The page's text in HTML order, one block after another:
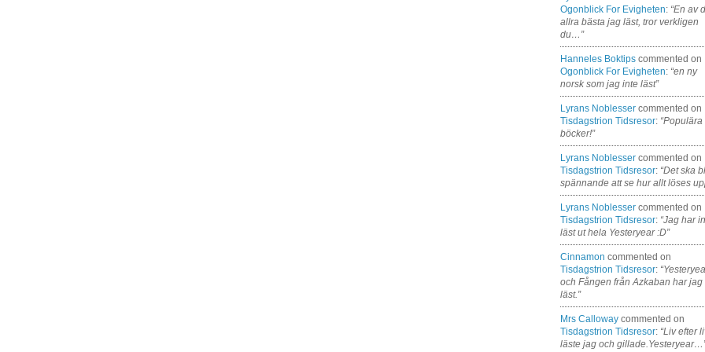
Ogonblick For Evigheten: “En av
allra bästa jag läst, tror verkligen
du…”
Hanneles Boktips commented on
Ogonblick For Evigheten: “en ny
norsk som jag inte läst”
Lyrans Noblesser commented on
Tisdagstrion Tidsresor: “Populära
böcker!”
Lyrans Noblesser commented on
Tisdagstrion Tidsresor: “Det ska
spännande att se hur allt löses
Lyrans Noblesser commented on
Tisdagstrion Tidsresor: “Jag har
läst ut hela Yesteryear :D”
Cinnamon commented on
Tisdagstrion Tidsresor:
och Fången från Azkaban har jag
läst.”
Mrs Calloway commented on
Tisdagstrion Tidsresor: “Liv efter
läste jag och